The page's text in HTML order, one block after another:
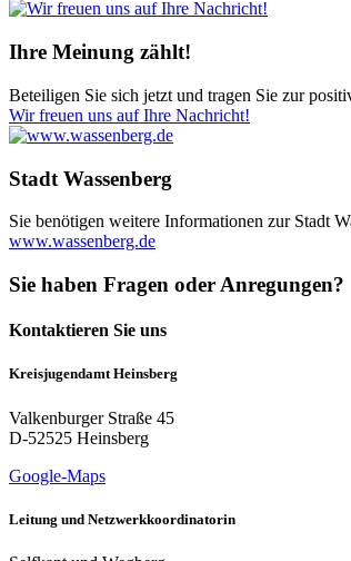
Ihre Meinung zählt!
Beteiligen Sie sich jetzt und tragen Sie zur
Wir freuen uns auf Ihre Nachricht!
Stadt Wassenberg
Sie benötigen weitere Informationen zur Stadt
www.wassenberg.de
Sie haben Fragen oder Anregungen?
Kontaktieren Sie uns
Kreisjugendamt Heinsberg
Valkenburger Straße 45
D-52525 Heinsberg
Google-Maps
Leitung und Netzwerkkoordinatorin